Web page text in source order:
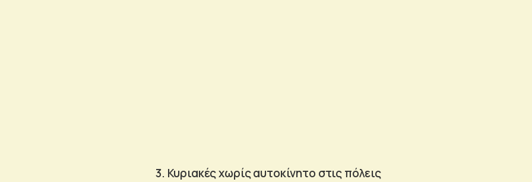
3. Κυριακές χωρίς αυτοκίνητο στις πόλεις